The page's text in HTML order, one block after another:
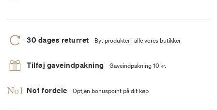
30 dages returret Byt produkter i alle vores butikker
Tilføj gaveindpakning Gaveindpakning 10 kr.
No1 fordele Optjen bonuspoint på dit køb